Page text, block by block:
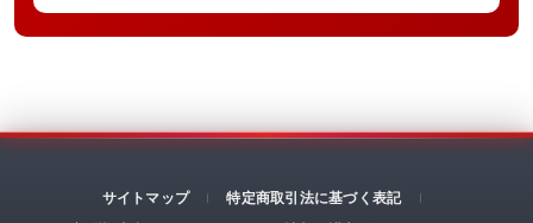
サイトマップ
特定商取引法に基づく表記